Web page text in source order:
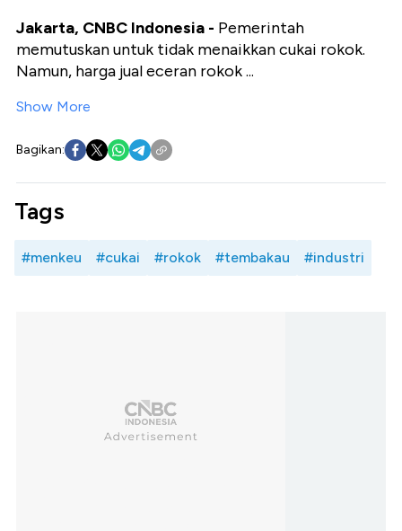
Jakarta, CNBC Indonesia - Pemerintah
memutuskan untuk tidak menaikkan cukai rokok.
Namun, harga jual eceran rokok ...
Show More
Bagikan:
Tags
#menkeu #cukai #rokok #tembakau #industri